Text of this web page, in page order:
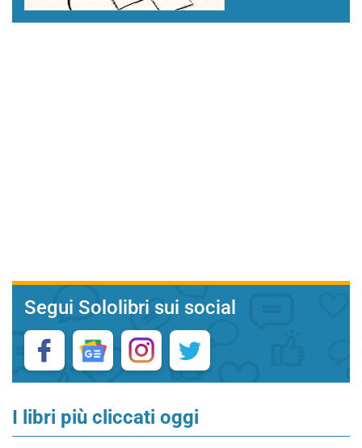
Segui Sololibri sui social
I libri più cliccati oggi